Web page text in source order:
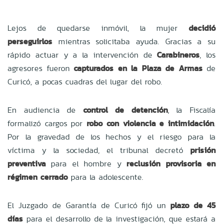
Lejos de quedarse inmóvil, la mujer decidió
perseguirlos mientras solicitaba ayuda. Gracias a su
rápido actuar y a la intervención deCarabineros, los
agresores fueron capturados en la Plaza de Armasde
Curicó, a pocas cuadras del lugar del robo.
En audiencia de control de detención, la Fiscalía
formalizó cargos por robo con violencia e intimidación.
Por la gravedad de los hechos y el riesgo para la
víctima y la sociedad, el tribunal decretó prisión
preventiva para el hombre y reclusión provisoria en
régimen cerradopara la adolescente.
El Juzgado de Garantía de Curicó fijó un plazo de 45
días para el desarrollo de la investigación, que estará a